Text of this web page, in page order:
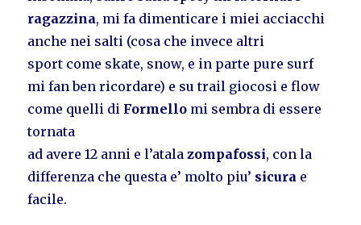
ragazzina, mi fa dimenticare i miei acciacchi
anche nei salti (cosa che invece altri
sport come skate, snow, e in parte pure surf
mi fan ben ricordare) e su trail giocosi e flow
come quelli di Formello mi sembra di essere
tornata
ad avere 12 anni e l’atalazompafossi, con la
differenza che questa e’ molto piu’ sicura e
facile.